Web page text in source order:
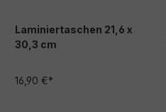
Laminiertaschen 21,6 x
30,3 cm
16,90 €*